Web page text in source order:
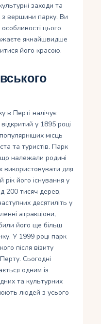
заходи та
вершини парку. Ви
особливості цього
якнайшвидше
його красою.
в Перті налічує
у 1895 році
місць
та туристів. Парк
належали родині
використовувати для
його існування у
200 тисяч дерев,
десятиліть у
атракціони,
його ще більш
У 1999 році парк
після візиту
Сьогодні
одним із
та культурних
людей з усього